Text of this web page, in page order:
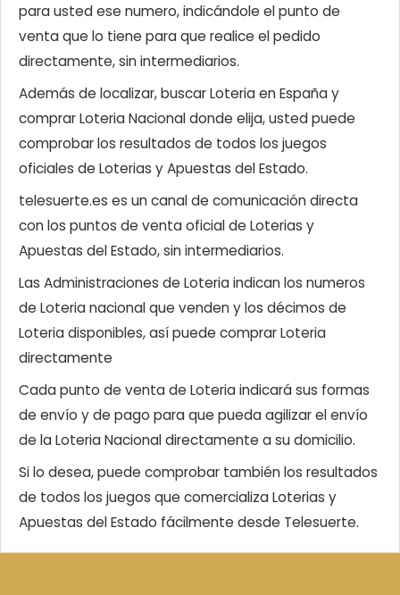
para usted ese numero, indicándole el punto de
venta que lo tiene para que realice el pedido
directamente, sin intermediarios.
Además de localizar, buscar Loteria en España y
comprar Loteria Nacional donde elija, usted puede
comprobar los resultados de todos los juegos
oficiales de Loterias y Apuestas del Estado.
telesuerte.es es un canal de comunicación directa
con los puntos de venta oficial de Loterias y
Apuestas del Estado, sin intermediarios.
Las Administraciones de Loteria indican los numeros
de Loteria nacional que venden y los décimos de
Loteria disponibles, así puede comprar Loteria
directamente
Cada punto de venta de Loteria indicará sus formas
de envío y de pago para que pueda agilizar el envío
de la Loteria Nacional directamente a su domicilio.
Si lo desea, puede comprobar también los resultados
de todos los juegos que comercializa Loterias y
Apuestas del Estado fácilmente desde Telesuerte.